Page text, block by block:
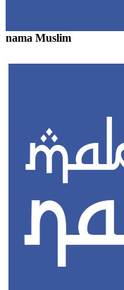
nama Muslim